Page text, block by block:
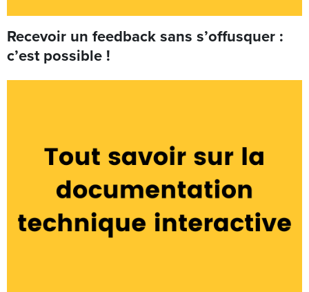
Recevoir un feedback sans s’offusquer :
c’est possible !